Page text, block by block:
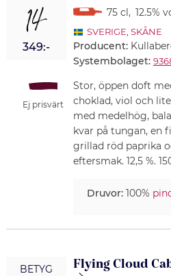
14
349:-
Ej prisvärt
75 cl, 12.5%
SVERIGE SKÅNE
Producent:
Systembolaget:
Stor, öppen doft
choklad, viol och
med medelhög,
kvar på tungan, en
grillad röd paprika
eftersmak. 12,5 %.
Druvor:100%
BETYG Flying Cloud